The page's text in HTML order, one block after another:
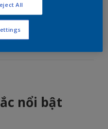
nhấn thiết kế bằng
nổi bật
All